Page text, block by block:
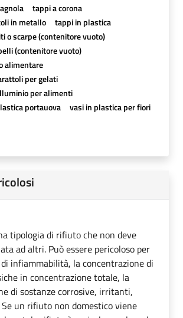
tappi a corona
in metallo
tappi in plastica
o scarpe (contenitore vuoto)
(contenitore vuoto)
alimentare
per gelati
per alimenti
portauova
vasi in plastica per fiori
tipologia di rifiuto che non deve
ad altri. Può essere pericoloso per
infiammabilità, la concentrazione di
in concentrazione totale, la
di sostanze corrosive, irritanti,
Se un rifiuto non domestico viene